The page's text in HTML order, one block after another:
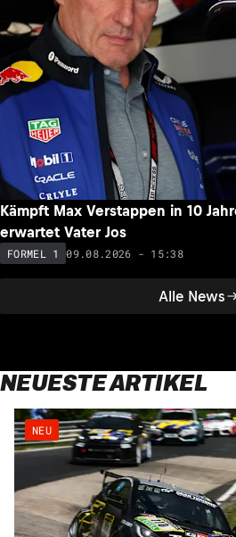
Alle News
Kämpft Max Verstappen in 10
erwartet Vater Jos
FORMEL 1 09.08.2026 - 15:38
NEUESTE ARTIKEL
NEU